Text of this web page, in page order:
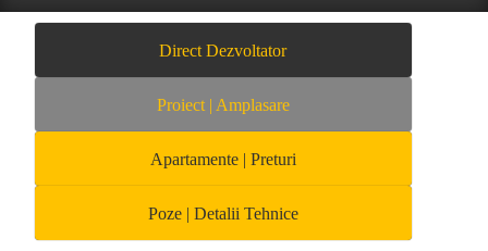
Direct Dezvoltator
Proiect | Amplasare
Apartamente | Preturi
Poze | Detalii Tehnice